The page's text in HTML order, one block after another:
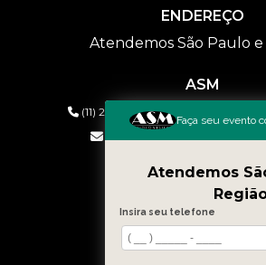
ENDEREÇO
Atendemos São Paulo e
ASM
(11) 2626-2019 (11) 99577-9954
MENU
HOME
QUEM SOMOS
SERVIÇOS
Faça seu evento
Atendemos
Insira seu telefone